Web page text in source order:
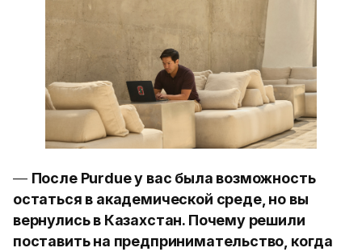
— После Purdue у вас была возможность
остаться в академической среде, но вы
вернулись в Казахстан. Почему решили
поставить на предпринимательство, когда